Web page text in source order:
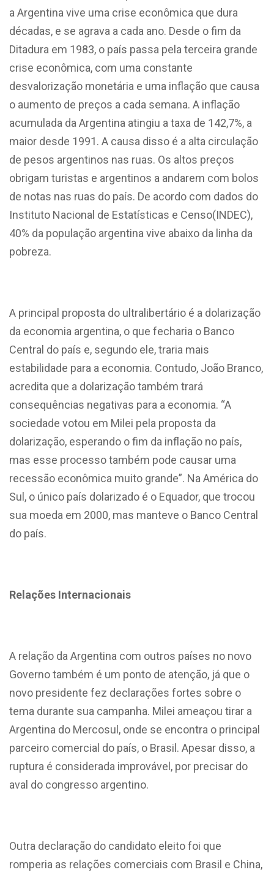
a Argentina vive uma crise econômica que dura
décadas, e se agrava a cada ano. Desde o fim da
Ditadura em 1983, o país passa pela terceira grande
crise econômica, com uma constante
desvalorização monetária e uma inflação que causa
o aumento de preços a cada semana. A inflação
acumulada da Argentina atingiu a taxa de 142,7%, a
maior desde 1991. A causa disso é a alta circulação
de pesos argentinos nas ruas. Os altos preços
obrigam turistas e argentinos a andarem com bolos
de notas nas ruas do país. De acordo com dados do
Instituto Nacional de Estatísticas e Censo(INDEC),
40% da população argentina vive abaixo da linha da
pobreza.
A principal proposta do ultralibertário é a dolarização
da economia argentina, o que fecharia o Banco
Central do país e, segundo ele, traria mais
estabilidade para a economia. Contudo, João Branco,
acredita que a dolarização também trará
consequências negativas para a economia. “A
sociedade votou em Milei pela proposta da
dolarização, esperando o fim da inflação no país,
mas esse processo também pode causar uma
recessão econômica muito grande”. Na América do
Sul, o único país dolarizado é o Equador, que trocou
sua moeda em 2000, mas manteve o Banco Central
do país.
Relações Internacionais
A relação da Argentina com outros países no novo
Governo também é um ponto de atenção, já que o
novo presidente fez declarações fortes sobre o
tema durante sua campanha. Milei ameaçou tirar a
Argentina do Mercosul, onde se encontra o principal
parceiro comercial do país, o Brasil. Apesar disso, a
ruptura é considerada improvável, por precisar do
aval do congresso argentino.
Outra declaração do candidato eleito foi que
romperia as relações comerciais com Brasil e China,